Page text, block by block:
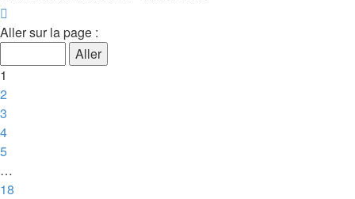
1
18
Aller sur la page :
1
2
3
4
5
…
18